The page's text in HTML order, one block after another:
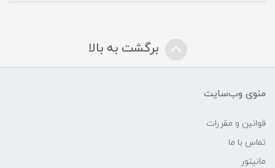
برگشت به بالا
منوی وب‌سایت
قوانین و مقررات
تماس با ما
مانیتور